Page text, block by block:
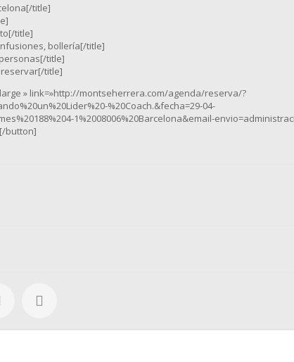
title]
title]
bollería[/title]
title]
reservar[/title]
» link=»http://montseherrera.com/agenda/reserva/?
%20Coach.&fecha=29-04-
1%2008006%20Barcelona&email-
button]